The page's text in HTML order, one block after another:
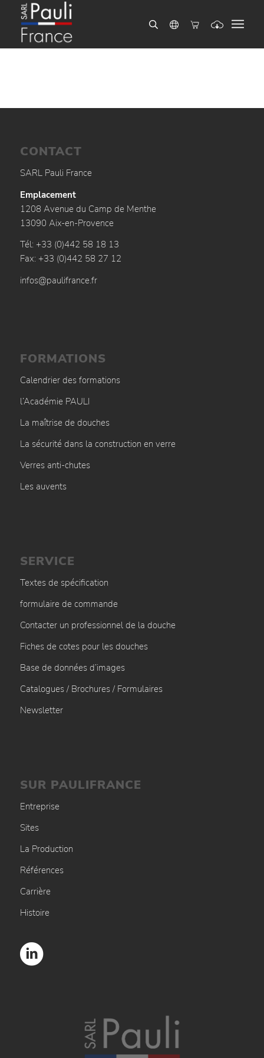
CONTACT
SARL Pauli France
Emplacement
1208 Avenue du Camp de Menthe
13090 Aix-en-Provence
Tél: +33 (0)442 58 18 13
Fax: +33 (0)442 58 27 12
infos@paulifrance.fr
FORMATIONS
Calendrier des formations
l’Académie PAULI
La maîtrise de douches
La sécurité dans la construction en verre
Verres anti-chutes
Les auvents
SERVICE
Textes de spécification
formulaire de commande
Contacter un professionnel de la douche
Fiches de cotes pour les douches
Base de données d’images
Catalogues / Brochures / Formulaires
Newsletter
SUR PAULIFRANCE
Entreprise
Sites
La Production
Références
Carrière
Histoire